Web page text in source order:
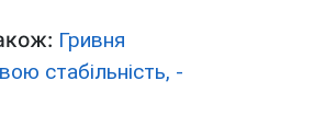
Гривня
стабільність, -